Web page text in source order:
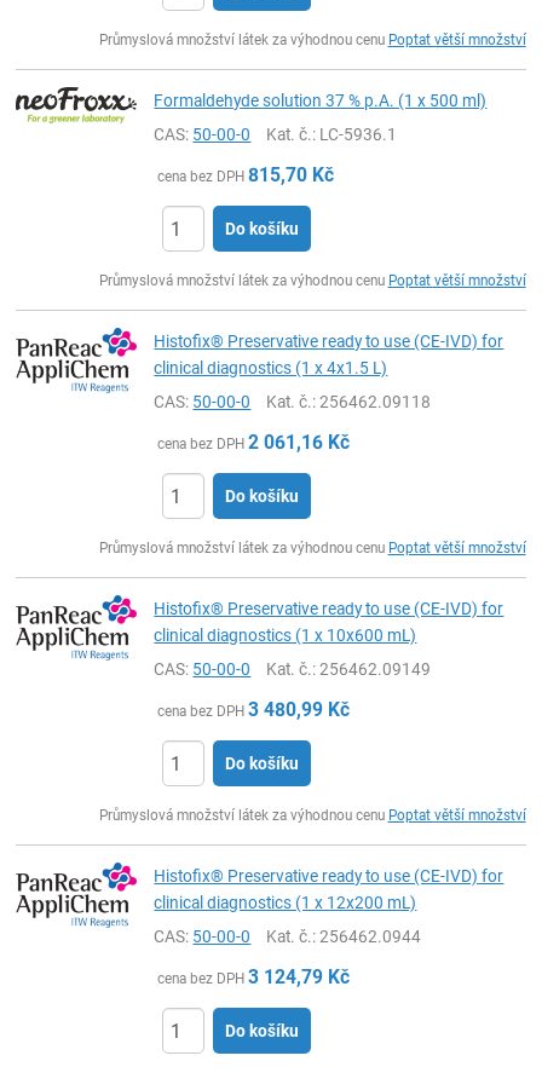
Průmyslová množství látek za výhodnou cenu Poptat větší množství
Formaldehyde solution 37 % p.A. (1 x 500 ml)
CAS: 50-00-0 Kat. č.: LC-5936.1
cena bez DPH 815,70 Kč
Do košíku
Průmyslová množství látek za výhodnou cenu Poptat větší množství
Histofix® Preservative ready to use (CE-IVD) for
clinical diagnostics (1 x 4x1.5 L)
CAS: 50-00-0 Kat. č.: 256462.09118
cena bez DPH 2 061,16 Kč
Do košíku
Průmyslová množství látek za výhodnou cenu Poptat větší množství
Histofix® Preservative ready to use (CE-IVD) for
clinical diagnostics (1 x 10x600 mL)
CAS: 50-00-0 Kat. č.: 256462.09149
cena bez DPH 3 480,99 Kč
Do košíku
Průmyslová množství látek za výhodnou cenu Poptat větší množství
Histofix® Preservative ready to use (CE-IVD) for
clinical diagnostics (1 x 12x200 mL)
CAS: 50-00-0 Kat. č.: 256462.0944
cena bez DPH 3 124,79 Kč
Do košíku